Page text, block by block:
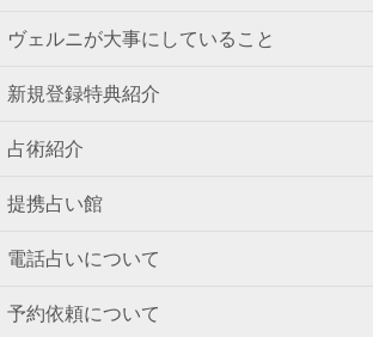
ヴェルニが大事にしていること
新規登録特典紹介
占術紹介
提携占い館
電話占いについて
予約依頼について